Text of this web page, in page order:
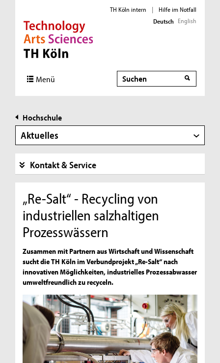
Direkt zur Hauptnavigation
Direkt zur Subnavigation
Direkt zum Inhalt
Direkt zum Fußbereich
TH Köln intern |
Hilfe im Notfall
Deutsch English
Menü Suche
Hochschule
Aktuelles
Kontakt & Service
„Re-Salt“ - Recycling von
industriellen salzhaltigen
Prozesswässern
Zusammen mit Partnern aus Wirtschaft und Wissenschaft
sucht die TH Köln im Verbundprojekt „Re-Salt“ nach
innovativen Möglichkeiten, industrielles Prozessabwasser
umweltfreundlich zu recyceln.